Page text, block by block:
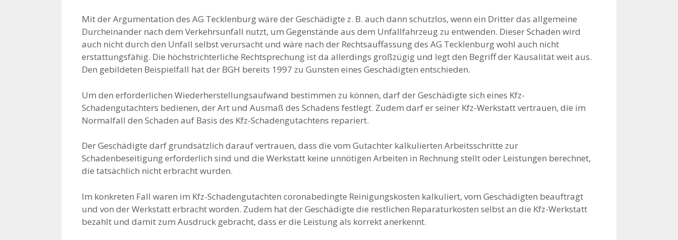
Mit der Argumentation des AG Tecklenburg wäre der Geschädigte z. B. auch dann schutzlos, wenn ein Dritter das allgemeine
Durcheinander nach dem Verkehrsunfall nutzt, um Gegenstände aus dem Unfallfahrzeug zu entwenden. Dieser Schaden wird
auch nicht durch den Unfall selbst verursacht und wäre nach der Rechtsauffassung des AG Tecklenburg wohl auch nicht
erstattungsfähig. Die höchstrichterliche Rechtsprechung ist da allerdings großzügig und legt den Begriff der Kausalität weit aus.
Den gebildeten Beispielfall hat der BGH bereits 1997 zu Gunsten eines Geschädigten entschieden.
Um den erforderlichen Wiederherstellungsaufwand bestimmen zu können, darf der Geschädigte sich eines Kfz-
Schadengutachters bedienen, der Art und Ausmaß des Schadens festlegt. Zudem darf er seiner Kfz-Werkstatt vertrauen, die im
Normalfall den Schaden auf Basis des Kfz-Schadengutachtens repariert.
Der Geschädigte darf grundsätzlich darauf vertrauen, dass die vom Gutachter kalkulierten Arbeitsschritte zur
Schadenbeseitigung erforderlich sind und die Werkstatt keine unnötigen Arbeiten in Rechnung stellt oder Leistungen berechnet,
die tatsächlich nicht erbracht wurden.
Im konkreten Fall waren im Kfz-Schadengutachten coronabedingte Reinigungskosten kalkuliert, vom Geschädigten beauftragt
und von der Werkstatt erbracht worden. Zudem hat der Geschädigte die restlichen Reparaturkosten selbst an die Kfz-Werkstatt
bezahlt und damit zum Ausdruck gebracht, dass er die Leistung als korrekt anerkennt.